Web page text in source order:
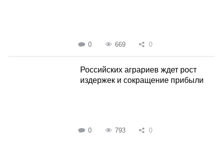
0 669 0
Российских аграриев ждет рост
издержек и сокращение прибыли
0 793 0